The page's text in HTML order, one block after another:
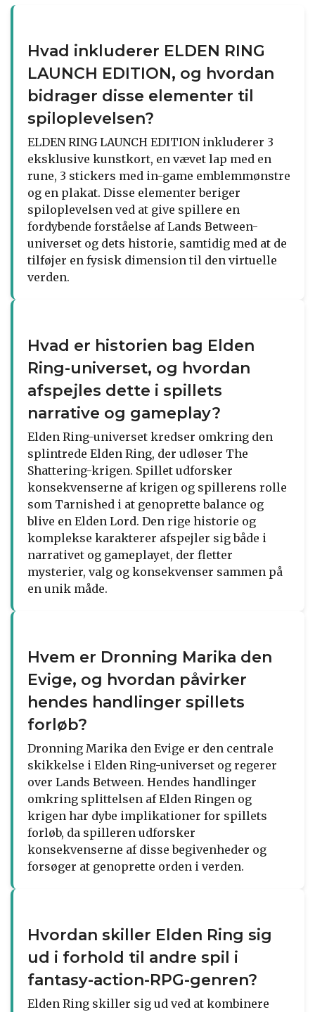
Hvad inkluderer ELDEN RING
LAUNCH EDITION, og hvordan
bidrager disse elementer til
spiloplevelsen?
ELDEN RING LAUNCH EDITION inkluderer 3
eksklusive kunstkort, en vævet lap med en
rune, 3 stickers med in-game emblemmønstre
og en plakat. Disse elementer beriger
spiloplevelsen ved at give spillere en
fordybende forståelse af Lands Between-
universet og dets historie, samtidig med at de
tilføjer en fysisk dimension til den virtuelle
verden.
Hvad er historien bag Elden
Ring-universet, og hvordan
afspejles dette i spillets
narrative og gameplay?
Elden Ring-universet kredser omkring den
splintrede Elden Ring, der udløser The
Shattering-krigen. Spillet udforsker
konsekvenserne af krigen og spillerens rolle
som Tarnished i at genoprette balance og
blive en Elden Lord. Den rige historie og
komplekse karakterer afspejler sig både i
narrativet og gameplayet, der fletter
mysterier, valg og konsekvenser sammen på
en unik måde.
Hvem er Dronning Marika den
Evige, og hvordan påvirker
hendes handlinger spillets
forløb?
Dronning Marika den Evige er den centrale
skikkelse i Elden Ring-universet og regerer
over Lands Between. Hendes handlinger
omkring splittelsen af Elden Ringen og
krigen har dybe implikationer for spillets
forløb, da spilleren udforsker
konsekvenserne af disse begivenheder og
forsøger at genoprette orden i verden.
Hvordan skiller Elden Ring sig
ud i forhold til andre spil i
fantasy-action-RPG-genren?
Elden Ring skiller sig ud ved at kombinere